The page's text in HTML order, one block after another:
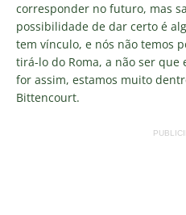
corresponder no futuro, mas
possibilidade de dar certo é
tem vínculo, e nós não temos
tirá-lo do Roma, a não ser que
for assim, estamos muito
Bittencourt.